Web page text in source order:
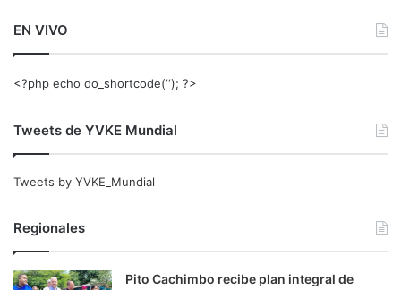
EN VIVO
<?php echo do_shortcode(‘‘); ?>
Tweets de YVKE Mundial
Tweets by YVKE_Mundial
Regionales
Pito Cachimbo recibe plan integral de